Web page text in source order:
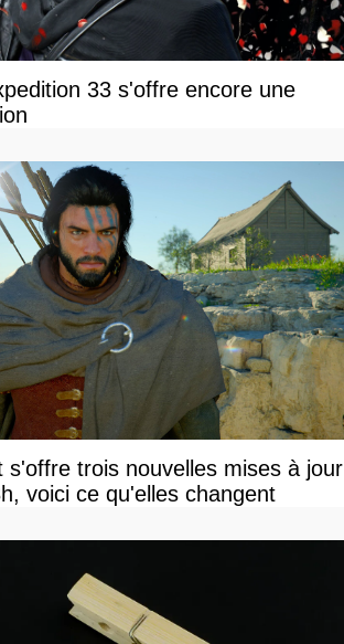
33 s'offre encore une
s'offre trois nouvelles mises à jour
voici ce qu'elles changent